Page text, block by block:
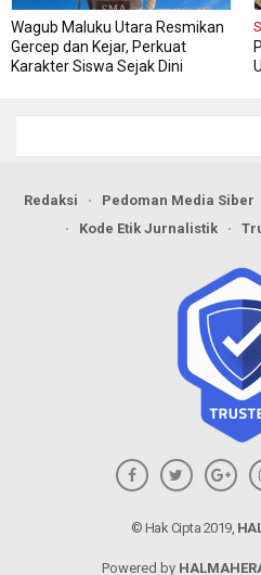
Wagub Maluku Utara Resmikan
Gercep dan Kejar, Perkuat
Karakter Siswa Sejak Dini
Redaksi Pedoman Media Siber
Kode Etik Jurnalistik
© Hak Cipta 2019,
Powered by